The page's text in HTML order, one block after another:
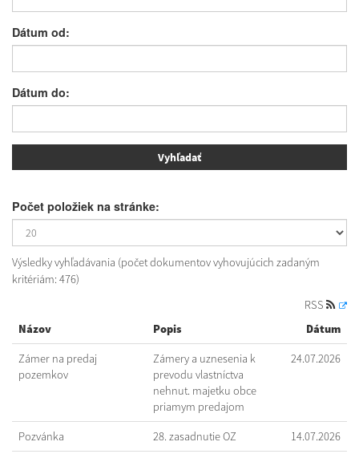
Dátum od:
Dátum do:
Počet položiek na stránke:
Výsledky vyhľadávania (počet dokumentov vyhovujúcich zadaným
kritériám: 476)
RSS
Názov
Popis Dátum
Zámer na predaj
pozemkov
Zámery a uznesenia k
prevodu vlastníctva
nehnut. majetku obce
priamym predajom
24.07.2026
Pozvánka 28. zasadnutie OZ 14.07.2026